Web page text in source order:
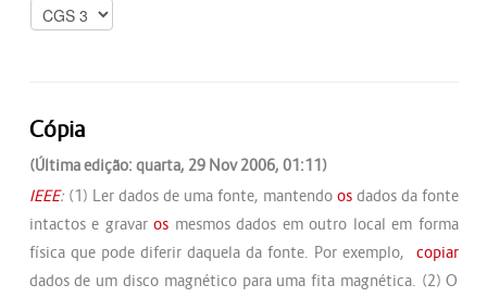
Cópia
(Última edição: quarta, 29 Nov 2006, 01:11)
IEEE: (1) Ler dados de uma fonte, mantendo osdados da fonte
intactos e gravar os mesmos dados em outro local em forma
física que pode diferir daquela da fonte. Por exemplo, copiar
dados de um disco magnético para uma fita magnética. (2) O